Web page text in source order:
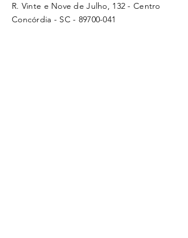
R. Vinte e Nove de Julho, 132 - Centro
Concórdia - SC - 89700-041